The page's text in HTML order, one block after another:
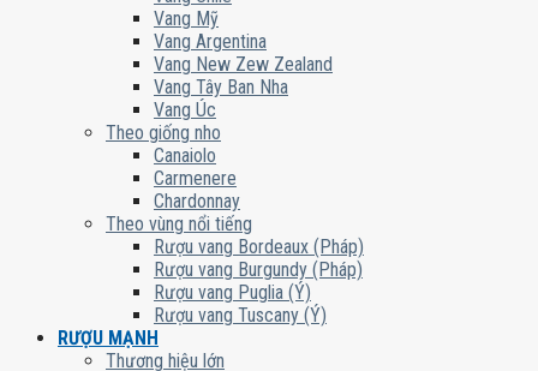
Vang Mỹ
Vang Argentina
Vang New Zew Zealand
Vang Tây Ban Nha
Vang Úc
Theo giống nho
Canaiolo
Carmenere
Chardonnay
Theo vùng nổi tiếng
Rượu vang Bordeaux (Pháp)
Rượu vang Burgundy (Pháp)
Rượu vang Puglia (Ý)
Rượu vang Tuscany (Ý)
RƯỢU MẠNH
Thương hiệu lớn